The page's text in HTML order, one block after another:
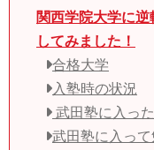
関西学院大学に
してみました！
合格大学
入塾時の状況
武田塾に入っ
武田塾に入っ